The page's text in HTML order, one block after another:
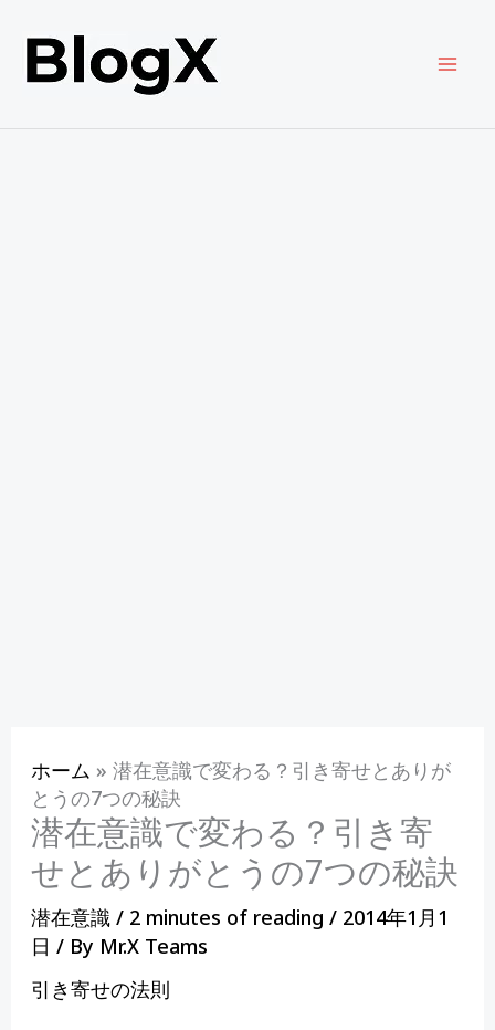
ス
ホーム » 潜在意識で変わる？引き寄せとありが
とうの7つの秘訣
潜在意識で変わる？引き寄
せとありがとうの7つの秘訣
潜在意識/ 2 minutes of reading / 2014年1月1
日 / By Mr.X Teams
引き寄せの法則